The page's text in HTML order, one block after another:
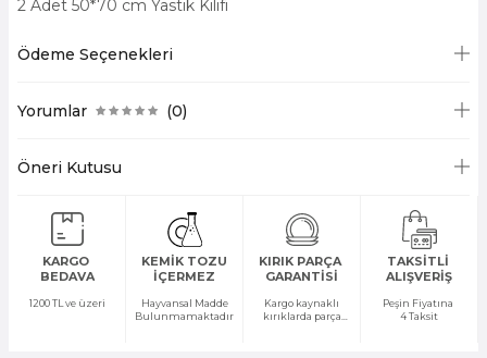
2 Adet 50*70 cm Yastık Kılıfı
Ödeme Seçenekleri
Yorumlar (0)
Öneri Kutusu
KARGO
BEDAVA
1200 TL ve üzeri
KEMİK TOZU
İÇERMEZ
Hayvansal Madde
Bulunmamaktadır
KIRIK PARÇA
GARANTİSİ
Kargo kaynaklı
kırıklarda parça
TAKSİTLİ
ALIŞVERİŞ
Peşin Fiyatına
4 Taksit